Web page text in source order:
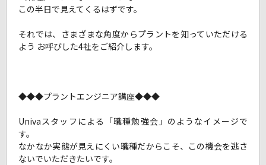
この半日で見えてくるはずです。
それでは、さまざまな角度からプラントを知っていただける
よう お呼びした4社をご紹介します。
◆◆◆プラントエンジニア講座◆◆◆
Univaスタッフによる「職種勉強会」のようなイメージで
す。
なかなか実態が見えにくい職種だからこそ、この機会を逃さ
ないでいただきたいです。